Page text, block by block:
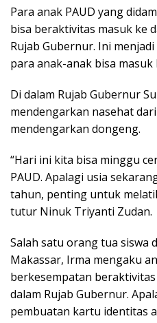
Para anak PAUD yang
bisa beraktivitas masuk ke
Rujab Gubernur. Ini
para anak-anak bisa
Di dalam Rujab Gubernur
mendengarkan nasehat
mendengarkan dongeng.
“Hari ini kita bisa minggu
PAUD. Apalagi usia
tahun, penting untuk
tutur Ninuk Triyanti Zudan.
Salah satu orang tua siswa
Makassar, Irma mengaku
berkesempatan
dalam Rujab Gubernur.
pembuatan kartu identitas